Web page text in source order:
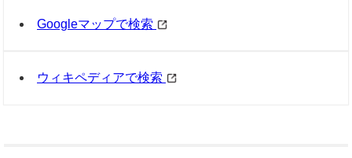
Googleマップで検索
ウィキペディアで検索